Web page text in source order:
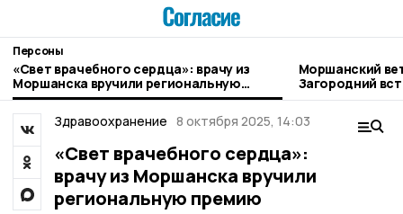
Персоны
«Свет врачебного сердца»: врачу из
Моршанска вручили региональную
премию
Моршанский
Загородний
Здравоохранение 8 октября 2025, 14:03
«Свет врачебного сердца»:
врачу из Моршанска вручили
региональную премию